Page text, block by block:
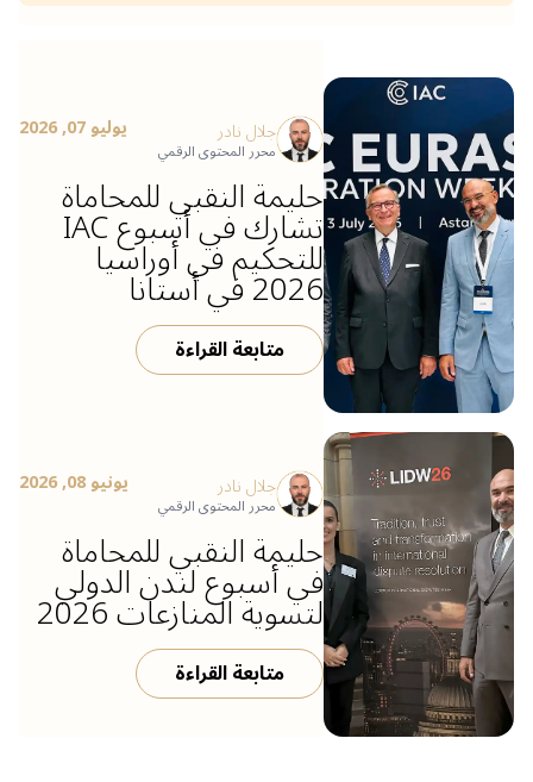
جلال نادر
محرر المحتوى الرقمي
يوليو 07, 2026
حليمة النقبي للمحاماة
تشارك في أسبوع IACللتحكيم في أوراسيا
2026 في أستانا
متابعة القراءة
جلال نادر
محرر المحتوى الرقمي
يونيو 08, 2026
حليمة النقبي للمحاماة
في أسبوع لندن الدولي
لتسوية المنازعات 2026
متابعة القراءة